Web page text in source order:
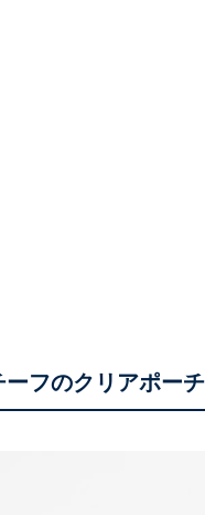
フのクリアポー